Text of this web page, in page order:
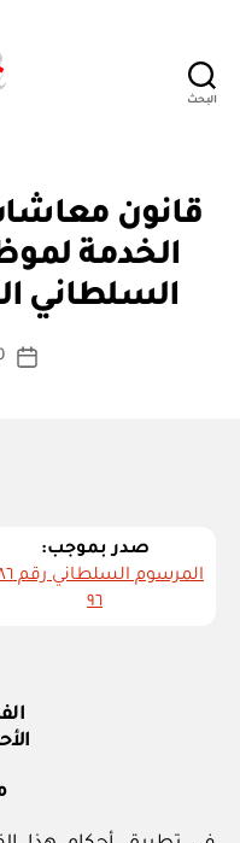
البحث
التصنيفات
قانون
الخدمة
السلطاني
20
صدر بموجب:
٩٦